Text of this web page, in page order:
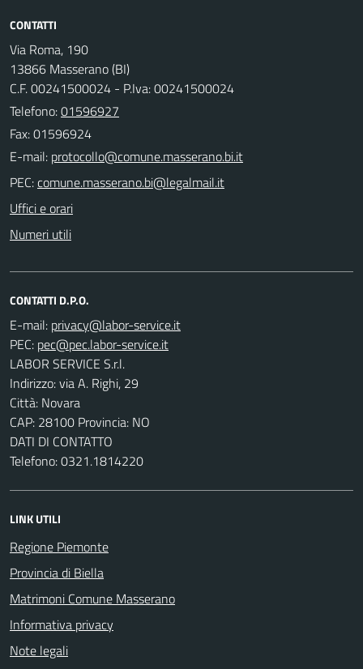
CONTATTI
Via Roma, 190
13866 Masserano (BI)
C.F. 00241500024 - P.Iva: 00241500024
Telefono:01596927
Fax: 01596924
E-mail:
PEC:
Uffici e orari
Numeri utili
CONTATTI D.P.O.
E-mail:
PEC:
LABOR SERVICE S.r.l.
Indirizzo: via A. Righi, 29
Città: Novara
CAP: 28100 Provincia: NO
DATI DI CONTATTO
Telefono: 0321.1814220
LINK UTILI
Regione Piemonte
Provincia di Biella
Matrimoni Comune Masserano
Informativa privacy
Note legali